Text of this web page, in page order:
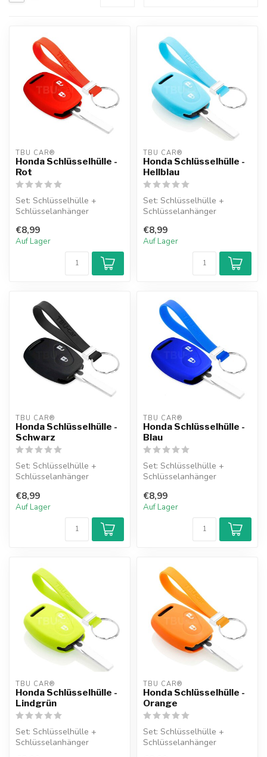
TBU CAR®
Honda Schlüsselhülle -
Rot
Set: Schlüsselhülle +
Schlüsselanhänger
€8,99
Auf Lager
TBU CAR®
Honda Schlüsselhülle -
Hellblau
Set: Schlüsselhülle +
Schlüsselanhänger
€8,99
Auf Lager
TBU CAR®
Honda Schlüsselhülle -
Schwarz
Set: Schlüsselhülle +
Schlüsselanhänger
€8,99
Auf Lager
TBU CAR®
Honda Schlüsselhülle -
Blau
Set: Schlüsselhülle +
Schlüsselanhänger
€8,99
Auf Lager
TBU CAR®
Honda Schlüsselhülle -
Lindgrün
Set: Schlüsselhülle +
Schlüsselanhänger
TBU CAR®
Honda Schlüsselhülle -
Orange
Set: Schlüsselhülle +
Schlüsselanhänger